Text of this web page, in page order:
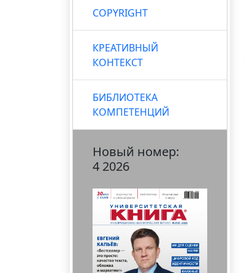
COPYRIGHT
КРЕАТИВНЫЙ
КОНТЕКСТ
БИБЛИОТЕКА
КОМПЕТЕНЦИЙ
Новый номер:
4 2026